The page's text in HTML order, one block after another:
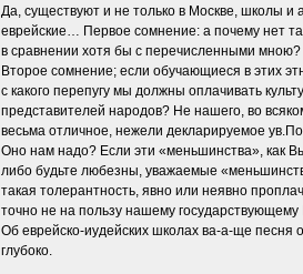
Да, существуют и не только в Москве, школы и
еврейские… Первое сомнение: а почему нет
в сравнении хотя бы с перечисленными
Второе сомнение; если обучающиеся в этих
с какого перепугу мы должны оплачивать
представителей народов? Не нашего, во
весьма отличное, нежели декларируемое
Оно нам надо? Если эти «меньшинства», как
либо будьте любезны, уважаемые
такая толерантность, явно или неявно
точно не на пользу нашему государствующему
Об еврейско-иудейских школах ва-а-ще песня
глубоко.